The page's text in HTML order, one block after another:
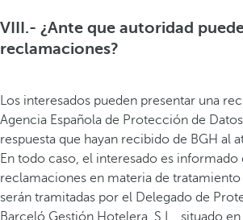
VIII.- ¿Ante que autoridad
reclamaciones?
Los interesados pueden presentar una
Agencia Española de Protección de
respuesta que hayan recibido de BGH al
En todo caso, el interesado es informado
reclamaciones en materia de tratamiento
serán tramitadas por el Delegado de
Barceló Gestión Hotelera, S.L., situado